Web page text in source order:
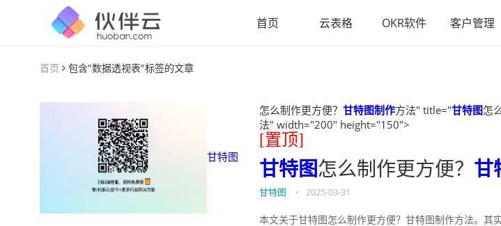
首页 云表格 OKR软件 客户管理
首页 包含"数据透视表"标签的文章
甘特图
怎么制作更方便？ 甘特图制作方法" title="甘特图怎
法" width="200" height="150">
[置顶]
甘特图怎么制作更方便？ 甘
甘特图 • 2025-03-31
本文关于甘特图怎么制作更方便？甘特图制作方法。其